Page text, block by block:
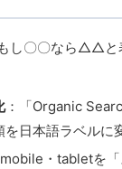
し〇〇なら△△と
：「Organic
日本語ラベルに
mobile・tabletを